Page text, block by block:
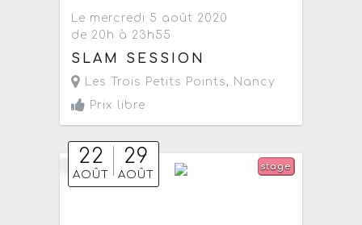
Le mercredi 5 août 2020
de 20h à 23h55
SLAM SESSION
Les Trois Petits Points, Nancy
Prix libre
22
AOÛT
29
AOÛT
stage